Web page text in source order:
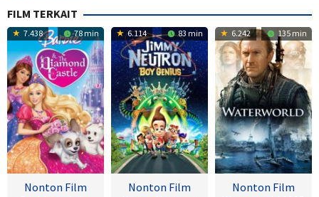
FILM TERKAIT
7.438 78 min
Nonton Film
6.114 83 min
Nonton Film
6.242 135 min
Nonton Film